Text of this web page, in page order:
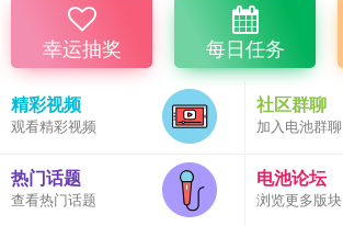
幸运抽奖 每日任务
精彩视频
观看精彩视频
社区群聊
加入电池群聊
热门话题
查看热门话题
电池论坛
浏览更多版块